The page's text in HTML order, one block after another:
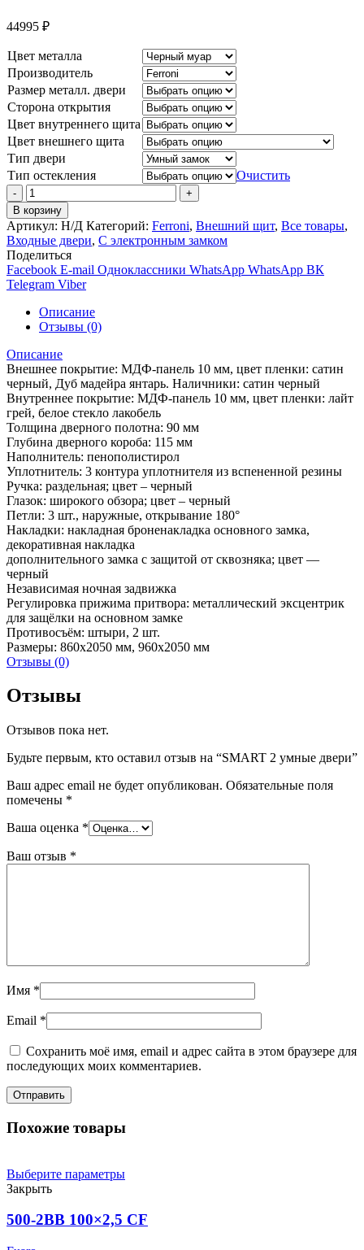
44995 ₽
Цвет металла
Производитель
Размер металл. двери
Сторона открытия
Цвет внутреннего щита
Цвет внешнего щита
Тип двери
Тип остекления
Очистить
Количество
товара
SMART
2
умные
двери
В корзину
Артикул: Н/Д Категорий: Ferroni, Внешний щит, Все товары,
Входные двери, С электронным замком
Поделиться
Facebook E-mail Одноклассники WhatsApp WhatsApp ВК
Telegram Viber
Описание
Отзывы (0)
Описание
Внешнее покрытие: МДФ-панель 10 мм, цвет пленки: сатин
черный, Дуб мадейра янтарь. Наличники: сатин черный
Внутреннее покрытие: МДФ-панель 10 мм, цвет пленки: лайт
грей, белое стекло лакобель
Толщина дверного полотна: 90 мм
Глубина дверного короба: 115 мм
Наполнитель: пенополистирол
Уплотнитель: 3 контура уплотнителя из вспененной резины
Ручка: раздельная; цвет – черный
Глазок: широкого обзора; цвет – черный
Петли: 3 шт., наружные, открывание 180°
Накладки: накладная броненакладка основного замка,
декоративная накладка
дополнительного замка с защитой от сквозняка; цвет —
черный
Независимая ночная задвижка
Регулировка прижима притвора: металлический эксцентрик
для защёлки на основном замке
Противосъём: штыри, 2 шт.
Размеры: 860х2050 мм, 960х2050 мм
Отзывы (0)
Отзывы
Отзывов пока нет.
Будьте первым, кто оставил отзыв на “SMART 2 умные двери”
Ваш адрес email не будет опубликован. Обязательные поля
помечены *
Ваша оценка *
Ваш отзыв *
Имя *
Email *
Сохранить моё имя, email и адрес сайта в этом браузере для
последующих моих комментариев.
Похожие товары
Выберите параметры
Закрыть
500-2BB 100×2,5 CF